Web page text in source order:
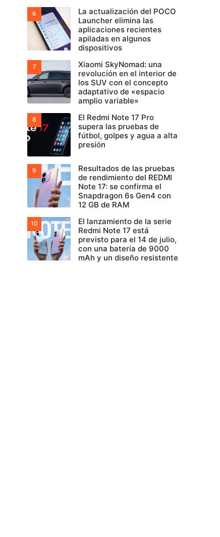
La actualización del POCO
Launcher elimina las
aplicaciones recientes
apiladas en algunos
dispositivos
Xiaomi SkyNomad: una
revolución en el interior de
los SUV con el concepto
adaptativo de «espacio
amplio variable»
El Redmi Note 17 Pro
supera las pruebas de
fútbol, golpes y agua a alta
presión
Resultados de las pruebas
de rendimiento del REDMI
Note 17: se confirma el
Snapdragon 6s Gen4 con
12 GB de RAM
El lanzamiento de la serie
Redmi Note 17 está
previsto para el 14 de julio,
con una batería de 9000
mAh y un diseño resistente